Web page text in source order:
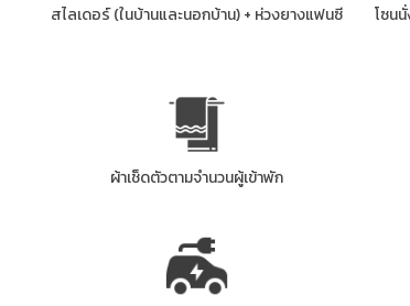
สไลเดอร์ (ในบ้านและนอกบ้าน) + ห่วงยางแฟนซี
โซน
ผ้าเช็ดตัวตามจำนวนผู้เข้าพัก